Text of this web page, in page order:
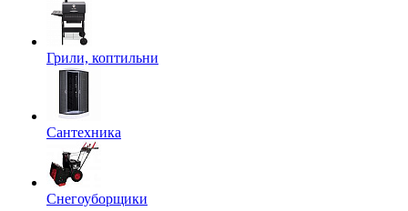
Грили, коптильни
Сантехника
Снегоуборщики